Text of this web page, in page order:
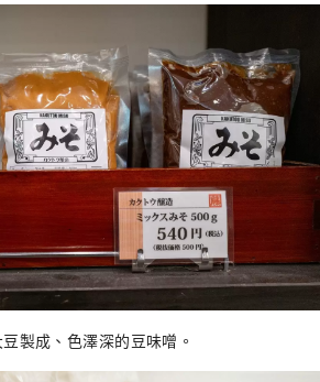
製成、色澤深的豆味噌。